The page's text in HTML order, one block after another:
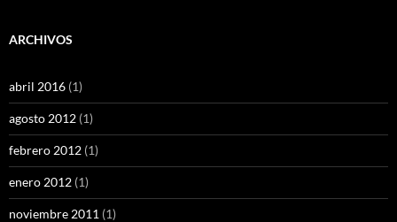
ARCHIVOS
abril 2016 (1)
agosto 2012 (1)
febrero 2012 (1)
enero 2012 (1)
noviembre 2011 (1)